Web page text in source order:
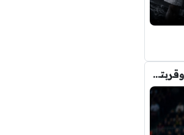
4 أسباب أبعدت رودري عن ريال مدريد وقربته من برشلونة